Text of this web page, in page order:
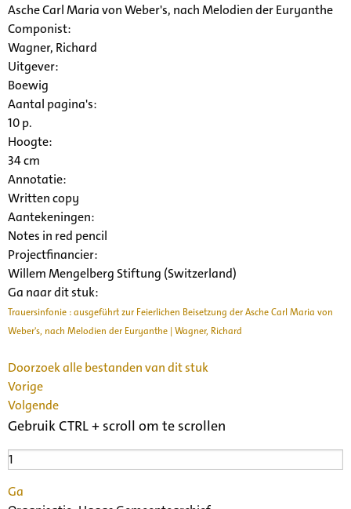
Asche Carl Maria von Weber's, nach Melodien der Euryanthe
Componist:
Wagner, Richard
Uitgever:
Boewig
Aantal pagina's:
10 p.
Hoogte:
34 cm
Annotatie:
Written copy
Aantekeningen:
Notes in red pencil
Projectfinancier:
Willem Mengelberg Stiftung (Switzerland)
Ga naar dit stuk:
Trauersinfonie : ausgeführt zur Feierlichen Beisetzung der Asche Carl Maria von
Weber's, nach Melodien der Euryanthe | Wagner, Richard
Doorzoek alle bestanden van dit stuk
Vorige
Volgende
Gebruik CTRL + scroll om te scrollen
Ga